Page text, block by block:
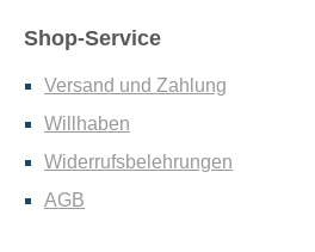
Shop-Service
Versand und Zahlung
Willhaben
Widerrufsbelehrungen
AGB